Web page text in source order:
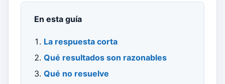
En esta guía
La respuesta corta
Qué resultados son razonables
Qué no resuelve